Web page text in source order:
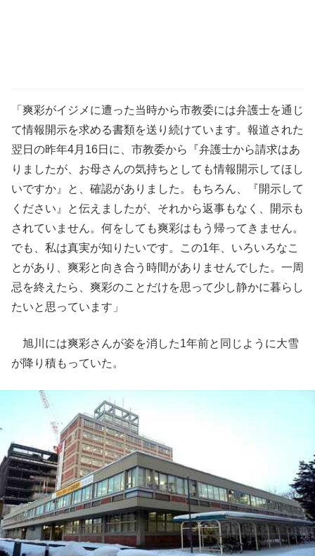
「爽彩がイジメに遭った当時から市教委には弁護士を通じ
て情報開示を求める書類を送り続けています。報道された
翌日の昨年4月16日に、市教委から『弁護士から請求はあ
りましたが、お母さんの気持ちとしても情報開示してほし
いですか』と、確認がありました。もちろん、『開示して
ください』と伝えましたが、それから返事もなく、開示も
されていません。何をしても爽彩はもう帰ってきません。
でも、私は真実が知りたいです。この1年、いろいろなこ
とがあり、爽彩と向き合う時間がありませんでした。一周
忌を終えたら、爽彩のことだけを思って少し静かに暮らし
たいと思っています」
旭川には爽彩さんが姿を消した1年前と同じように大雪
が降り積もっていた。